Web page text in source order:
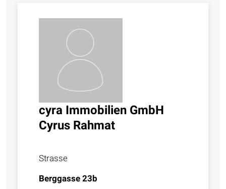
cyra Immobilien GmbH
Cyrus Rahmat
Strasse
Berggasse 23b